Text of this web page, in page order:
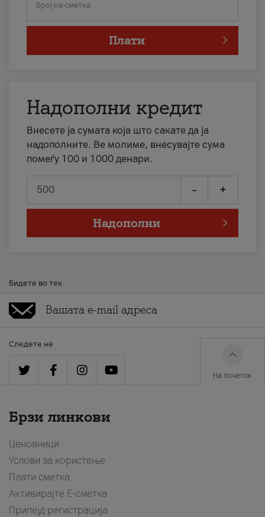
Број на сметка
Плати
Надополни кредит
Внесете ја сумата која што сакате да ја
надополните. Ве молиме, внесувајте сума
помеѓу 100 и 1000 денари.
- +
Надополни
Бидете во тек
Следете нè
На почеток
Брзи линкови
Ценовници
Услови за користење
Плати сметка
Активирајте Е-сметка
Припејд регистрација